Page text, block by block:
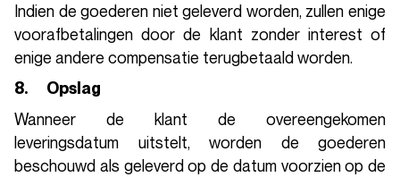
Indien de goederen niet geleverd worden, zullen enige
voorafbetalingen door de klant zonder interest of
enige andere compensatie terugbetaald worden.
8. Opslag
Wanneer de klant de overeengekomen
leveringsdatum uitstelt, worden de goederen
beschouwd als geleverd op de datum voorzien op de